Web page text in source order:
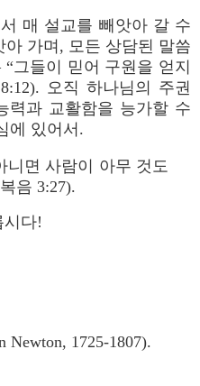
매 설교를 빼앗아 갈 수
가며, 모든 상담된 말씀
그들이 믿어 구원을 얻지
오직 하나님의 주권
력과 교활함을 능가할 수
에 있어서.
니면 사람이 아무 것도
음 3:27).
시다!
Newton, 1725-1807).